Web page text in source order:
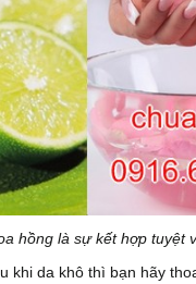
hồng là sự kết hợp tuyệt
khi da khô thì bạn hãy